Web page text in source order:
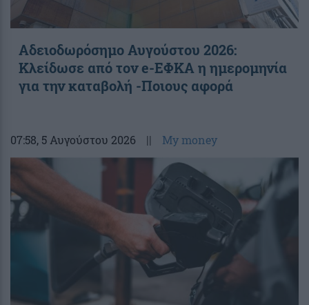
Αδειοδωρόσημο Αυγούστου 2026:
Κλείδωσε από τον e-ΕΦΚΑ η ημερομηνία
για την καταβολή -Ποιους αφορά
07:58, 5 Αυγούστου 2026 || My money